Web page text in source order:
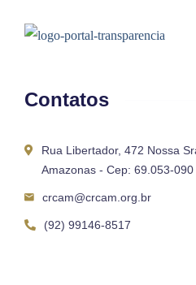
Contatos
Rua Libertador, 472 Nossa
Amazonas - Cep: 69.053-090
crcam@crcam.org.br
(92) 99146-8517